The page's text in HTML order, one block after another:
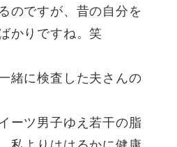
のですが、昔の自分を
かりですね。笑
緒に検査した夫さんの
ーツ男子ゆえ若干の脂